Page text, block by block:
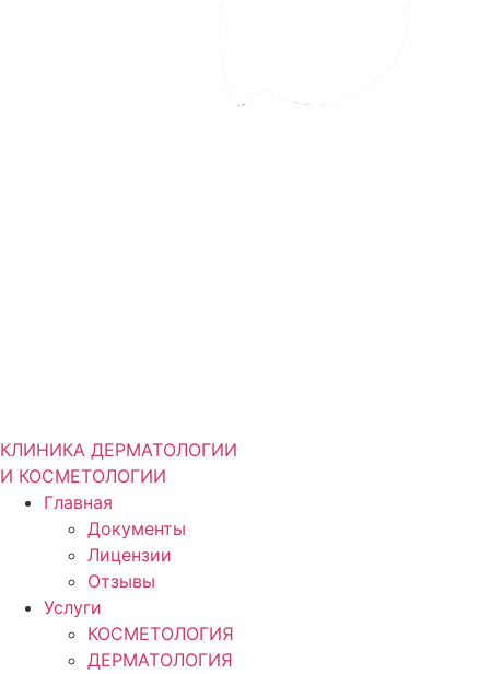
КЛИНИКА ДЕРМАТОЛОГИИ
И КОСМЕТОЛОГИИ
Главная
Документы
Лицензии
Отзывы
Услуги
КОСМЕТОЛОГИЯ
ДЕРМАТОЛОГИЯ